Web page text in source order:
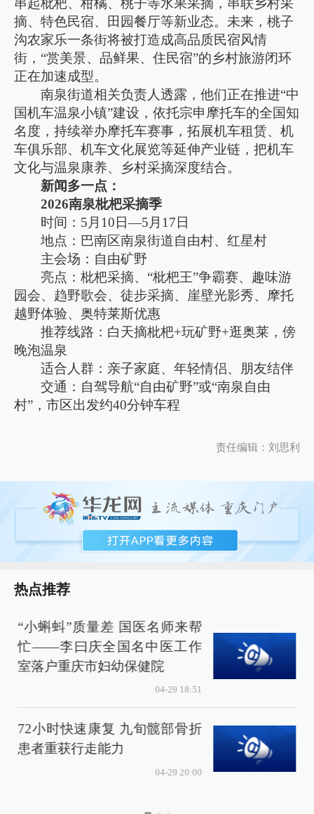
摘、特色民宿、田园餐厅等新业态。未来，桃子
沟农家乐一条街将被打造成高品质民宿风情
街，“赏美景、品鲜果、住民宿”的乡村旅游闭环
正在加速成型。
南泉街道相关负责人透露，他们正在推进“中
国机车温泉小镇”建设，依托宗申摩托车的全国知
名度，持续举办摩托车赛事，拓展机车租赁、机
车俱乐部、机车文化展览等延伸产业链，把机车
文化与温泉康养、乡村采摘深度结合。
新闻多一点：
2026南泉枇杷采摘季
时间：5月10日—5月17日
地点：巴南区南泉街道自由村、红星村
主会场：自由矿野
亮点：枇杷采摘、“枇杷王”争霸赛、趣味游
园会、趋野歌会、徒步采摘、崖壁光影秀、摩托
越野体验、奥特莱斯优惠
推荐线路：白天摘枇杷+玩矿野+逛奥莱，傍
晚泡温泉
适合人群：亲子家庭、年轻情侣、朋友结伴
交通：自驾导航“自由矿野”或“南泉自由
村”，市区出发约40分钟车程
责任编辑：刘思利
热点推荐
“小蝌蚪”质量差 国医名师来帮
忙——李曰庆全国名中医工作
室落户重庆市妇幼保健院
04-29 18:51
72小时快速康复 九旬髋部骨折
患者重获行走能力
04-29 20:00